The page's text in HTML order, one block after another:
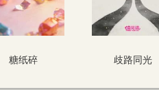
糖纸碎 歧路同光